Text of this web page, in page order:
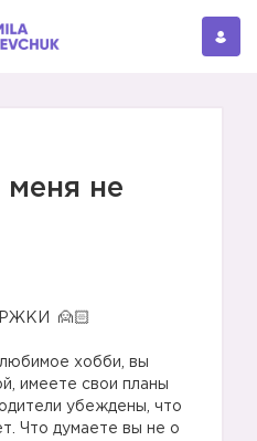
меня не
хобби, вы
имеете свои планы
убеждены, что
Что думаете вы не о